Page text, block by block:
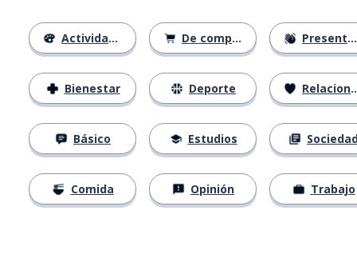
Actividades
Bienestar
Básico
Comida
De compras
Deporte
Estudios
Opinión
Presentación
Relaciones
Trabajo